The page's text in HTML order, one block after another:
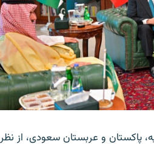
پاکستان و عربستان سعودی، از نظر